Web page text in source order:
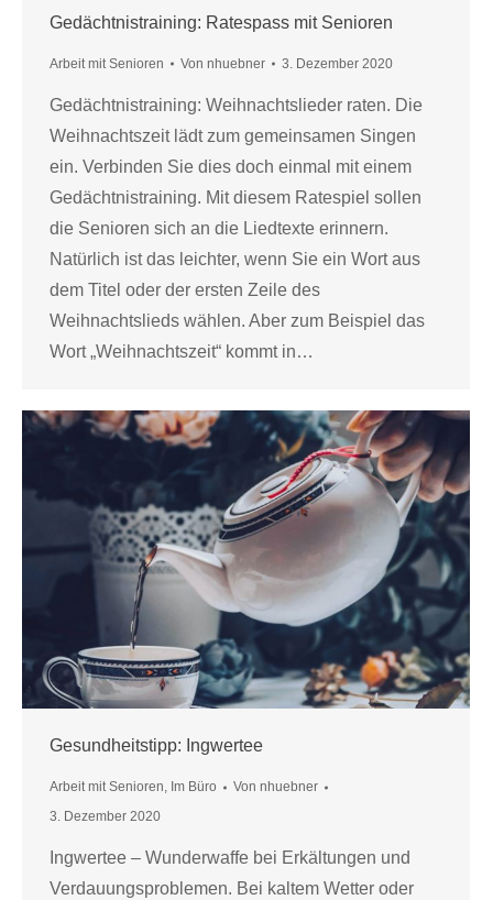
Gedächtnistraining: Ratespass mit Senioren
Arbeit mit Senioren Von nhuebner 3. Dezember 2020
Gedächtnistraining: Weihnachtslieder raten. Die
Weihnachtszeit lädt zum gemeinsamen Singen
ein. Verbinden Sie dies doch einmal mit einem
Gedächtnistraining. Mit diesem Ratespiel sollen
die Senioren sich an die Liedtexte erinnern.
Natürlich ist das leichter, wenn Sie ein Wort aus
dem Titel oder der ersten Zeile des
Weihnachtslieds wählen. Aber zum Beispiel das
Wort „Weihnachtszeit“ kommt in…
Gesundheitstipp: Ingwertee
Arbeit mit Senioren, Im Büro Von nhuebner
3. Dezember 2020
Ingwertee – Wunderwaffe bei Erkältungen und
Verdauungsproblemen. Bei kaltem Wetter oder